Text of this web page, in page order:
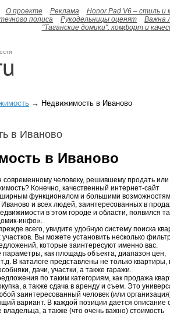
О проекте Реклама Honor Pad V6 – стиль и
полиса Рукодельницы оценят Важна
"Таганские домики": комфорт и
→ Недвижимость в Иваново
в Иваново
в Иваново
современному человеку, решившему продать или
Конечно, качественный интернет-сайт
функционалом и большими
и всех людей, заинтересованных в
в этом городе и области, появился
инфо».
всего, увидите удобную систему поиска
Вы можете установить несколько
которые заинтересуют именно вас.
параметры, как площадь объекта, диапазон цен,
В каталоге представлены не только квартиры,
дачи, участки, а также гаражи.
по таким категориям, как продажа
а также сдача в аренду и съем. Это
заинтересованный человек (или
вариант. В каждой позиции дается описание
а также (что очень важно) стоимость